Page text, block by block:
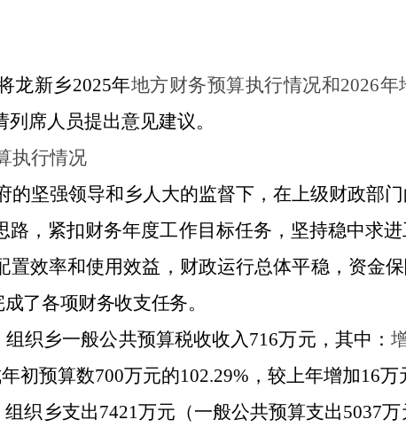
龙新乡2025年地方财务预算执行情况和2026年
列席人员提出意见建议。
执行情况
的坚强领导和 乡人大的监督下，在上级财政部门
， 紧扣财务年度工作目标任务 ， 坚持稳中求
置效率和使用效益，财政运行总体平稳，资金
成了各项财务收支任务。
组织乡一般公共预算税收收入716万元 ，其中：
初预算数700万元的102.29%， 较上年增加16万
组织乡支出7421万元 （一般公共预算支出5037万